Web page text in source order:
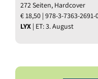
272 Seiten, Hardcover
€ 18,50 | 978-3-7363-2691-
LYX | ET: 3. August